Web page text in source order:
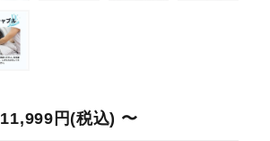
11,999円(税込) 〜